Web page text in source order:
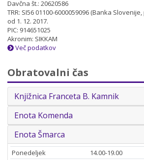
Davčna št.: 20620586
TRR: SI56 01100-6000059096 (Banka
od 1. 12. 2017.
PIC: 914651025
Akronim: SIKKAM
Več podatkov
Obratovalni čas
Knjižnica Franceta B. Kamnik
Enota Komenda
Enota Šmarca
Ponedeljek
14.00-19.00